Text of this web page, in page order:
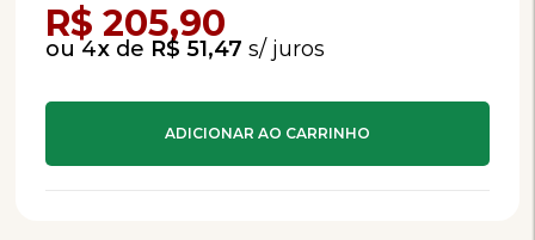
R$ 205,90
4x de R$ 51,47